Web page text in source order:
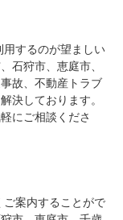
するのが望ましい
石狩市、恵庭市、
故、不動産トラブ
決しております。
にご相談くださ
ご案内することがで